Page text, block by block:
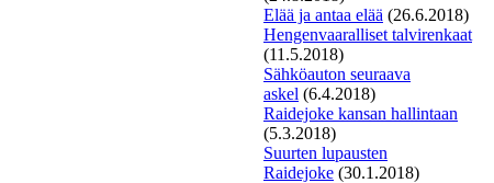
Elää ja antaa elää (26.6.2018)
Hengenvaaralliset talvirenkaat
(11.5.2018)
Sähköauton seuraava
askel (6.4.2018)
Raidejoke kansan hallintaan
(5.3.2018)
Suurten lupausten
Raidejoke (30.1.2018)